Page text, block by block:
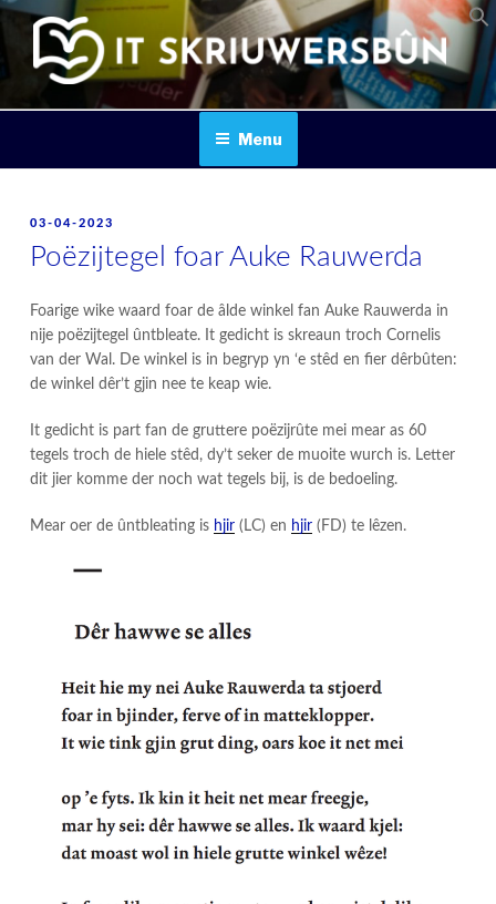
Skip
content
IT SKRIUWERSBOUN
Menu
POSTED
03-04-2023
Poëzijtegel foar Auke Rauwerda
Foarige wike waard foar de âlde winkel fan Auke Rauwerda in
nije poëzijtegel ûntbleate. It gedicht is skreaun troch Cornelis
van der Wal. De winkel is in begryp yn ‘e stêd en fier dêrbûten:
de winkel dêr’t gjin nee te keap wie.
It gedicht is part fan de gruttere poëzijrûte mei mear as 60
tegels troch de hiele stêd, dy’t seker de muoite wurch is. Letter
dit jier komme der noch wat tegels bij, is de bedoeling.
Mear oer de ûntbleating is hjir (LC) en hjir (FD) te lêzen.